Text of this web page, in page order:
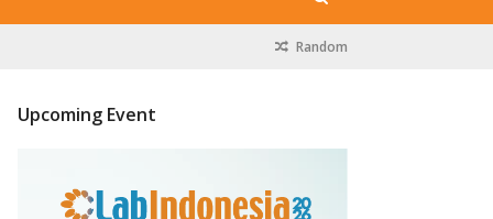
Random
Upcoming Event